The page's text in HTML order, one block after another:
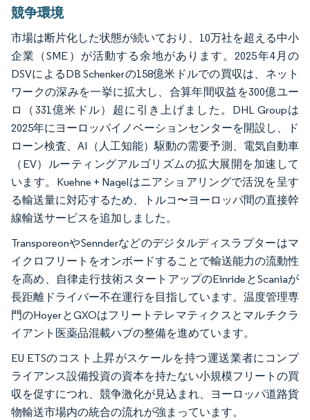
競争環境
市場は断片化した状態が続いており、10万社を超える中小
企業（SME）が活動する余地があります。2025年4月の
DSVによるDB Schenkerの158億米ドルでの買収は、ネット
ワークの深みを一挙に拡大し、合算年間収益を300億ユー
ロ（331億米ドル）超に引き上げました。DHL Groupは
2025年にヨーロッパイノベーションセンターを開設し、ド
ローン検査、AI（人工知能）駆動の需要予測、電気自動車
（EV）ルーティングアルゴリズムの拡大展開を加速して
います。Kuehne + Nagelはニアショアリングで活況を呈す
る輸送量に対応するため、トルコ〜ヨーロッパ間の直接幹
線輸送サービスを追加しました。
TransporeonやSennderなどのデジタルディスラプターはマ
イクロフリートをオンボードすることで輸送能力の流動性
を高め、自律走行技術スタートアップのEinrideとScaniaが
長距離ドライバー不在運行を目指しています。温度管理専
門のHoyerとGXOはフリートテレマティクスとマルチクラ
イアント医薬品混載ハブの整備を進めています。
EU ETSのコスト上昇がスケールを持つ運送業者にコンプ
ライアンス設備投資の資本を持たない小規模フリートの買
収を促すにつれ、競争激化が見込まれ、ヨーロッパ道路貨
物輸送市場内の統合の流れが強まっています。